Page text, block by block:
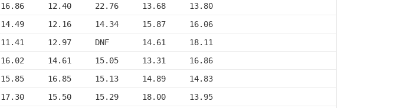
16.86     12.40     22.76     13.68     13.80
14.49     12.16     14.34     15.87     16.06
11.41     12.97     DNF       14.61     18.11
16.02     14.61     15.05     13.31     16.86
15.85     16.85     15.13     14.89     14.83
17.30     15.50     15.29     18.00     13.95